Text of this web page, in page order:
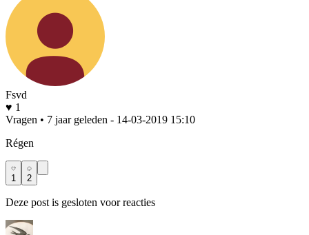
Fsvd
♥ 1
Vragen • 7 jaar geleden - 14-03-2019 15:10
Régen
1 2
Deze post is gesloten voor reacties